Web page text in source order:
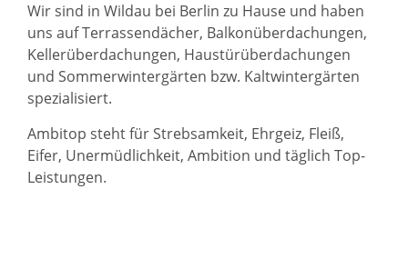
Wir sind in Wildau bei Berlin zu Hause und haben
uns auf Terrassendächer, Balkonüberdachungen,
Kellerüberdachungen, Haustürüberdachungen
und Sommerwintergärten bzw. Kaltwintergärten
spezialisiert.
Ambitop steht für Strebsamkeit, Ehrgeiz, Fleiß,
Eifer, Unermüdlichkeit, Ambition und täglich Top-
Leistungen.